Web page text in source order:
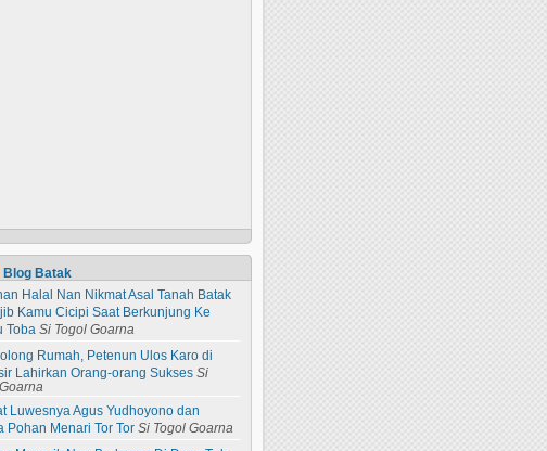
Blog Batak
Halal Nan Nikmat Asal Tanah Batak
Kamu Cicipi Saat Berkunjung Ke
Toba Si Togol Goarna
Rumah, Petenun Ulos Karo di
Lahirkan Orang-orang Sukses Si
Luwesnya Agus Yudhoyono dan
Pohan Menari Tor Tor Si Togol Goarna